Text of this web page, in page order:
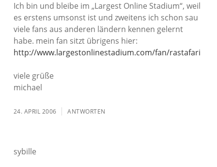
Ich bin und bleibe im „Largest Online Stadium“, weil
es erstens umsonst ist und zweitens ich schon sau
viele fans aus anderen ländern kennen gelernt
habe. mein fan sitzt übrigens hier:
http://www.largestonlinestadium.com/fan/rastafari
viele grüße
michael
24. APRIL 2006 ANTWORTEN
sybille